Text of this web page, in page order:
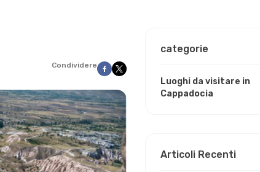
Condividere
categorie
Luoghi da visitare in
Cappadocia
Articoli Recenti